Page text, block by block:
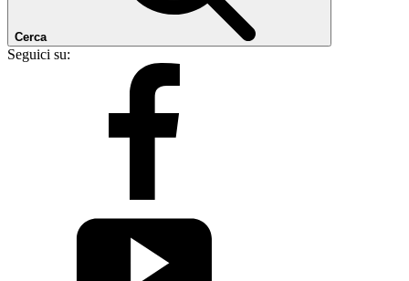
Cerca
Seguici su: